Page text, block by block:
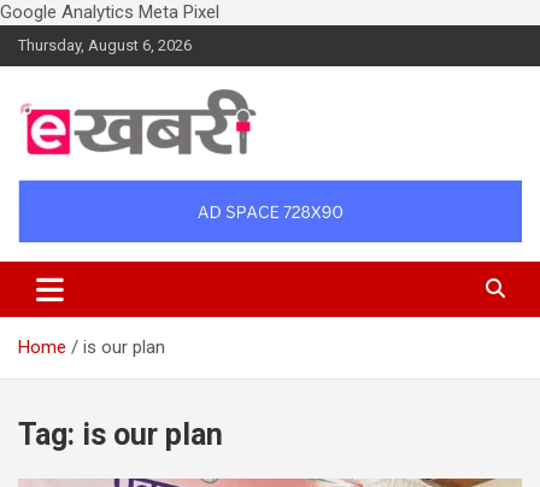
Google Analytics Meta Pixel
Skip
to
Thursday, August 6, 2026
Ekhabri.com
Home is our plan
Tag: is our plan